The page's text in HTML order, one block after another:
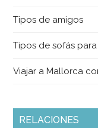
Tipos de amigos
Tipos de sofás
Viajar a Mallorca
RELACIONES